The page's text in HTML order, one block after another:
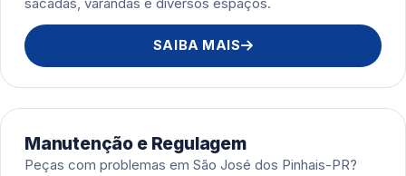
SAIBA MAIS
Manutenção e Regulagem
Peças com problemas em São José dos Pinhais-PR?